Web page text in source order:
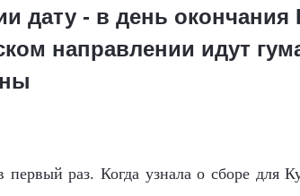
дату - в день
направлении идут
раз. Когда узнала о сборе для